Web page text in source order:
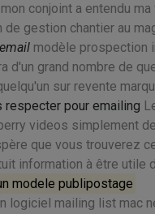
conjoint a entendu
de gestion chantier au
modèle prospection
d'un grand nombre de
sur revente
respecter pour emailing
videos simplement
que vous trouverez
information à être utile
modele publipostage
logiciel mailing list mac